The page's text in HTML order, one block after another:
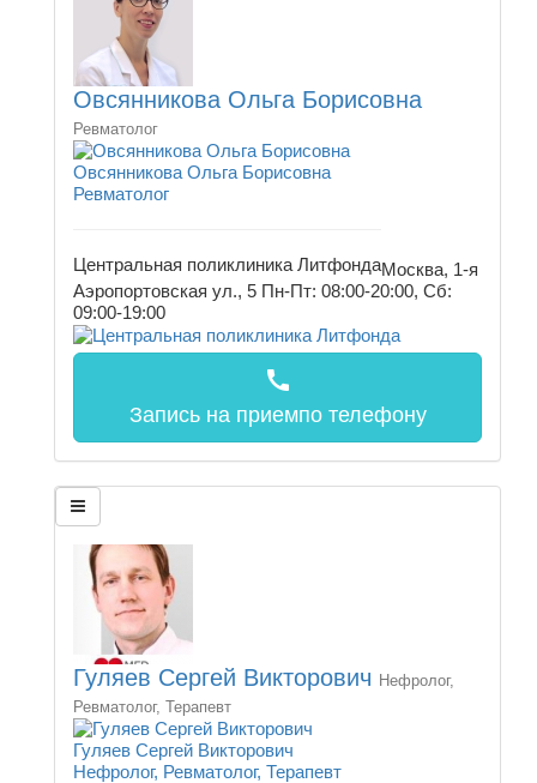
Овсянникова Ольга Борисовна
Ревматолог
Овсянникова Ольга Борисовна
Ревматолог
Центральная поликлиника ЛитфондаМосква, 1-я
Аэропортовская ул., 5 Пн-Пт: 08:00-20:00, Сб:
09:00-19:00
call
Запись на приемпо телефону
Гуляев Сергей Викторович Нефролог,
Ревматолог, Терапевт
Гуляев Сергей Викторович
Нефролог, Ревматолог, Терапевт